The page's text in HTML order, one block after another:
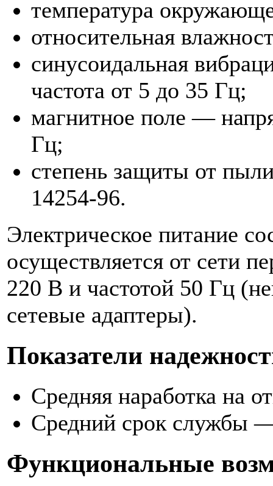
температура
относительная
синусоидальная
частота от 5 до 35 Гц;
магнитное поле —
Гц;
степень защиты от
14254-96.
Электрическое питание
осуществляется от сети
220 В и частотой 50 Гц
сетевые адаптеры).
Показатели
Средняя наработка на
Средний срок службы
Функциональные